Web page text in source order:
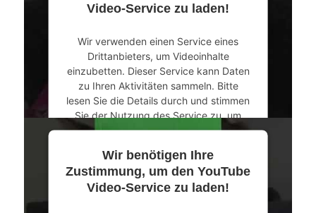
powered byUsercentrics Consent
Management Platform&eRecht24
Video-Service zu laden!
Wir verwenden einen Service eines
Drittanbieters, um Videoinhalte
einzubetten. Dieser Service kann Daten
zu Ihren Aktivitäten sammeln. Bitte
lesen Sie die Details durch und stimmen
Sie der Nutzung des Service zu, um
dieses Video anzusehen.
Mehr Informationen
Wir benötigen Ihre
Zustimmung, um den YouTube
Video-Service zu laden!